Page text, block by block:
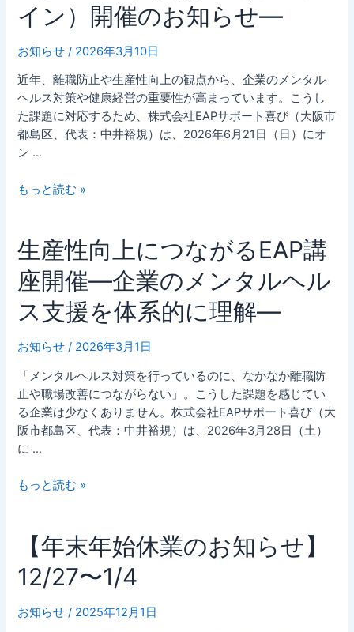
イ
ン
講
を
実
施
―
イン）開催のお知らせ―
お知らせ / 2026年3月10日
近年、離職防止や生産性向上の観点から、企業のメンタル
ヘルス対策や健康経営の重要性が高まっています。こうし
た課題に対応するため、株式会社EAPサポート喜び（大阪市
都島区、代表：中井裕規）は、2026年6月21日（日）にオ
ン …
な
職
場
づ
く
り
の
一
歩
入
門
講
座
（オ
ラ
ン）
開
催
の
お
ら
もっと読む »
生産性向上につながるEAP講
座開催―企業のメンタルヘル
ス支援を体系的に理解―
お知らせ / 2026年3月1日
「メンタルヘルス対策を行っているのに、なかなか離職防
止や職場改善につながらない」。こうした課題を感じてい
る企業は少なくありません。株式会社EAPサポート喜び（大
阪市都島区、代表：中井裕規）は、2026年3月28日（土）
に …
生
産
性
向
上
つ
な
が
る
EAP
講
開
催
の
メ
ン
タ
もっと読む »
【年末年始休業のお知らせ】
12/27〜1/4
お知らせ / 2025年12月1日
【年
年
休